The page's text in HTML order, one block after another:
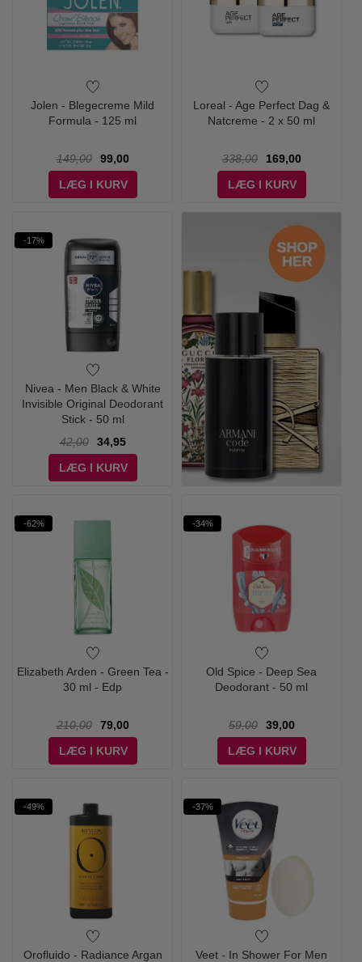
Jolen - Blegecreme Mild
Formula - 125 ml
149,00
99,00
LÆG I KURV
Loreal - Age Perfect Dag &
Natcreme - 2 x 50 ml
338,00
169,00
LÆG I KURV
-17%
Nivea - Men Black & White
Invisible Original Deodorant
Stick - 50 ml
42,00
34,95
LÆG I KURV
-62%
Elizabeth Arden - Green Tea -
30 ml - Edp
210,00
79,00
LÆG I KURV
-34%
Old Spice - Deep Sea
Deodorant - 50 ml
59,00
39,00
LÆG I KURV
-49%
Orofluido - Radiance Argan
-37%
Veet - In Shower For Men